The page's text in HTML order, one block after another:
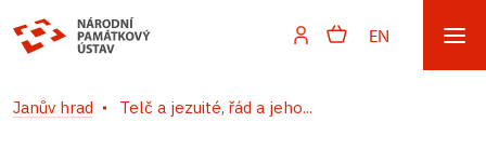
EN
Janův hrad Telč a jezuité, řád a jeho...